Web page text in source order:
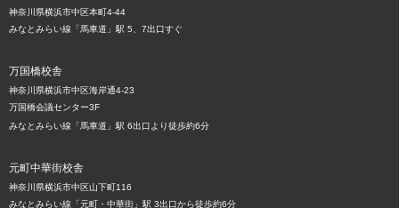
神奈川県横浜市中区本町4-44
みなとみらい線「馬車道」駅 5、7出口すぐ
万国橋校舎
神奈川県横浜市中区海岸通4-23
万国橋会議センター3F
みなとみらい線「馬車道」駅 6出口より徒歩約6分
元町中華街校舎
神奈川県横浜市中区山下町116
みなとみらい線「元町・中華街」駅 3出口から徒歩約6分